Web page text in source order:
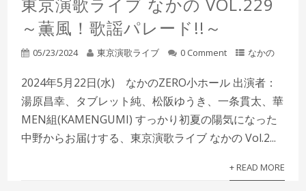
～薫風！歌謡パレード!!～
05/23/2024 東京演歌ライブ 0 Comment なかの
2024年5月22日(水) なかのZERO小ホール 出演者：
湯原昌幸、タブレット純、松阪ゆうき、一条貫太、華
MEN組(KAMENGUMI) すっかり初夏の陽気になった
中野からお届けする、東京演歌ライブ なかの Vol.2...
+ READ MORE